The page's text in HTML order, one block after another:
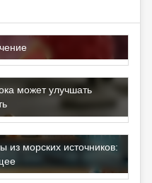
может улучшать
из морских источников: